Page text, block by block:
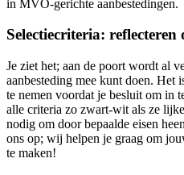
in MVO-gerichte aanbestedingen.
Selectiecriteria: reflecteren
Je ziet het; aan de poort wordt al
aanbesteding mee kunt doen. Het
te nemen voordat je besluit om in
alle criteria zo zwart-wit als ze
nodig om door bepaalde eisen
ons op; wij helpen je graag om
te maken!